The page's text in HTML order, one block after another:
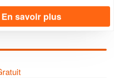
OpenStreetMap contributors,
En savoir plus